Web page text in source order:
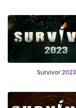
Survivor 2023